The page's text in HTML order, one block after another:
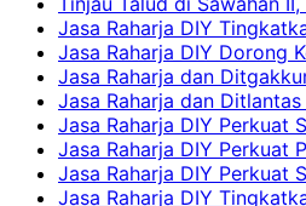
Jasa Raharja DIY
Jasa Raharja DIY Dorong
Jasa Raharja dan
Jasa Raharja dan
Jasa Raharja DIY Perkuat
Jasa Raharja DIY Perkuat
Jasa Raharja DIY Perkuat
Jasa Raharja DIY